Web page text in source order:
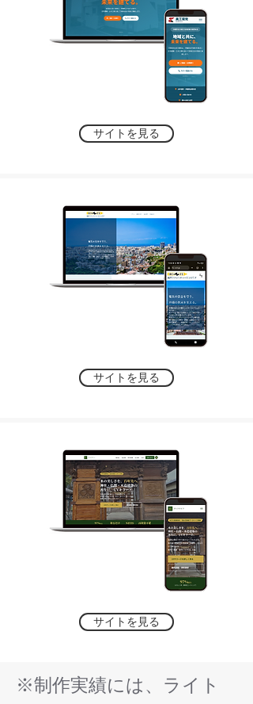
サイトを見る
サイトを見る
サイトを見る
※制作実績には、ライト